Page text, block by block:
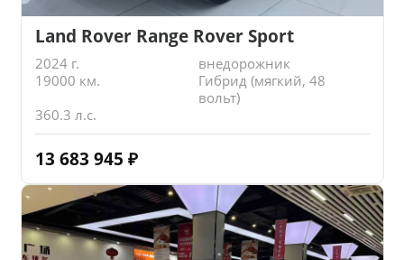
Land Rover Range Rover Sport
2024 г.
внедорожник
19000 км.
Гибрид (мягкий, 48
вольт)
360.3 л.с.
13 683 945 ₽